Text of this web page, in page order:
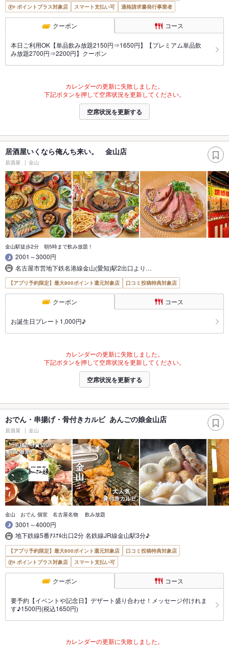
ポイントプラス対象店
スマート支払い可 適格請求書発行事業者
クーポン コース
本日ご利用OK【単品飲み放題2150円⇒1650円】【プレミアム単品飲
み放題2700円⇒2200円】クーポン
カレンダーの更新に失敗しました。
下記ボタンを押して空席状況を更新してください。
空席状況を更新する
居酒屋いくなら俺んち来い。 金山店
居酒屋 金山
金山駅徒歩2分 朝5時まで飲み放題！
2001～3000円
名古屋市営地下鉄名港線金山(愛知)駅2出口より…
【アプリ予約限定】最大800ポイント還元対象店 口コミ投稿特典対象店
クーポン コース
お誕生日プレート1,000円♪
カレンダーの更新に失敗しました。
下記ボタンを押して空席状況を更新してください。
空席状況を更新する
おでん・串揚げ・骨付きカルビ あんごの娘金山店
居酒屋 金山
金山 おでん 個室 名古屋名物 飲み放題
3001～4000円
地下鉄線5番ｱｽﾅﾙ出口2分 名鉄線JR線金山駅3分♪
【アプリ予約限定】最大800ポイント還元対象店
口コミ投稿特典対象店
ポイントプラス対象店
スマート支払い可
クーポン コース
要予約【イベントや記念日】デザート盛り合わせ！メッセージ付けれま
す♪1500円(税込1650円)
カレンダーの更新に失敗しました。